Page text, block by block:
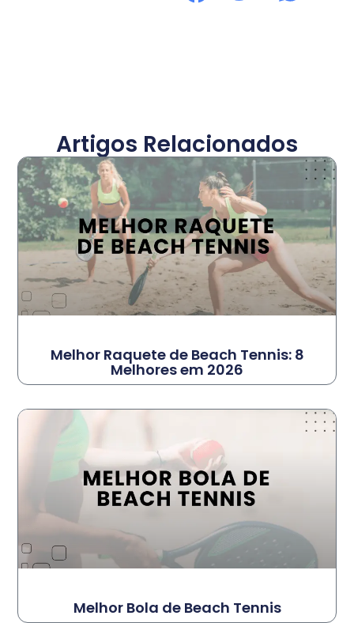
Artigos Relacionados
Melhor Raquete de Beach Tennis: 8
Melhores em 2026
Melhor Bola de Beach Tennis